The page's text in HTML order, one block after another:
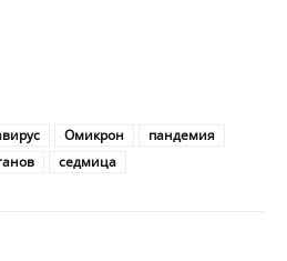
Омикрон
пандемия
седмица